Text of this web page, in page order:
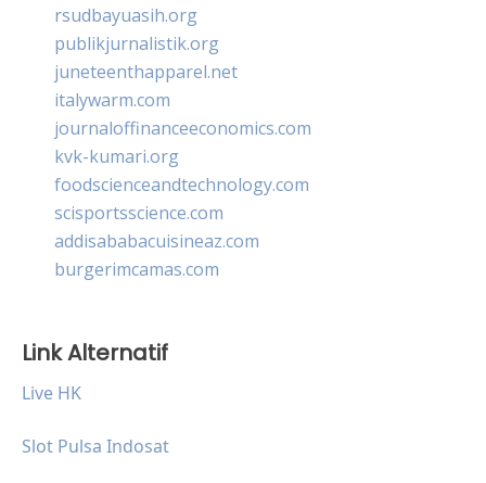
rsudbayuasih.org
publikjurnalistik.org
juneteenthapparel.net
italywarm.com
journaloffinanceeconomics.com
kvk-kumari.org
foodscienceandtechnology.com
scisportsscience.com
addisababacuisineaz.com
burgerimcamas.com
Link Alternatif
Live HK
Slot Pulsa Indosat